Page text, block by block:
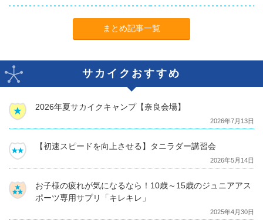
まとめ記事一覧
サカイクおすすめ
2026年夏サカイクキャンプ【奈良会場】
2026年7月13日
【初速スピードを向上させる】タニラダー講習会
2026年5月14日
お子様の疲れが気になるなら！10歳～15歳のジュニアアス
ポーツ専用サプリ「キレキレ」
2025年4月30日